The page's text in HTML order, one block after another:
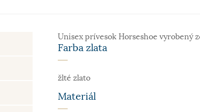
Unisex prívesok Horseshoe vyrobený
Farba zlata
žlté zlato
Materiál